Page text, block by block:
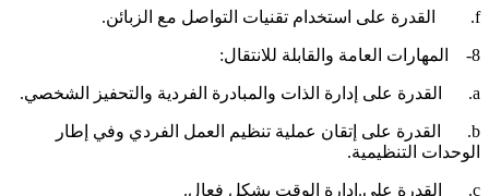
b. القدرة على إتقان عملية تنظيم العمل الفردي وفي إطار
التنظيمية.